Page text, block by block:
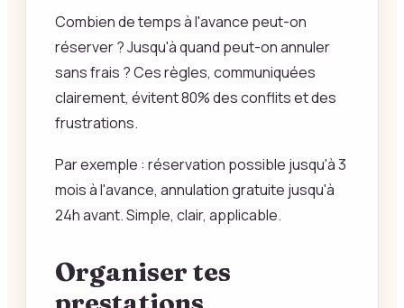
Combien de temps à l'avance peut-on
réserver ? Jusqu'à quand peut-on annuler
sans frais ? Ces règles, communiquées
clairement, évitent 80% des conflits et des
frustrations.
Par exemple : réservation possible jusqu'à 3
mois à l'avance, annulation gratuite jusqu'à
24h avant. Simple, clair, applicable.
Organiser tes